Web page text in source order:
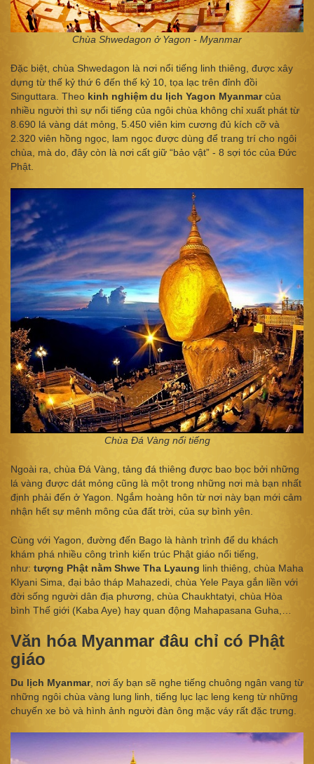
Chùa Shwedagon ở Yagon - Myanmar
Đặc biệt, chùa Shwedagon là nơi nổi tiếng linh thiêng, được xây
dựng từ thế kỷ thứ 6 đến thế kỷ 10, tọa lạc trên đỉnh đồi
Singuttara. Theo kinh nghiệm du lịch Yagon Myanmarcủa
nhiều người thì sự nổi tiếng của ngôi chùa không chỉ xuất phát từ
8.690 lá vàng dát mỏng, 5.450 viên kim cương đủ kích cỡ và
2.320 viên hồng ngọc, lam ngọc được dùng để trang trí cho ngôi
chùa, mà do, đây còn là nơi cất giữ “bảo vật” - 8 sợi tóc của Đức
Phật.
Chùa Đá Vàng nổi tiếng
Ngoài ra, chùa Đá Vàng, tảng đá thiêng được bao bọc bởi những
lá vàng được dát mỏng cũng là một trong những nơi mà bạn nhất
định phải đến ở Yagon. Ngắm hoàng hôn từ nơi này bạn mới cảm
nhận hết sự mênh mông của đất trời, của sự bình yên.
Cùng với Yagon, đường đến Bago là hành trình để du khách
khám phá nhiều công trình kiến trúc Phật giáo nổi tiếng,
như: tượng Phật nằm Shwe Tha Lyaung linh thiêng, chùa Maha
Klyani Sima, đại bảo tháp Mahazedi, chùa Yele Paya gắn liền với
đời sống người dân địa phương, chùa Chaukhtatyi, chùa Hòa
bình Thế giới (Kaba Aye) hay quan động Mahapasana Guha,…
Văn hóa Myanmar đâu chỉ có Phật
giáo
Du lịch Myanmar, nơi ấy bạn sẽ nghe tiếng chuông ngân vang từ
những ngôi chùa vàng lung linh, tiếng lục lạc leng keng từ những
chuyến xe bò và hình ảnh người đàn ông mặc váy rất đặc trưng.